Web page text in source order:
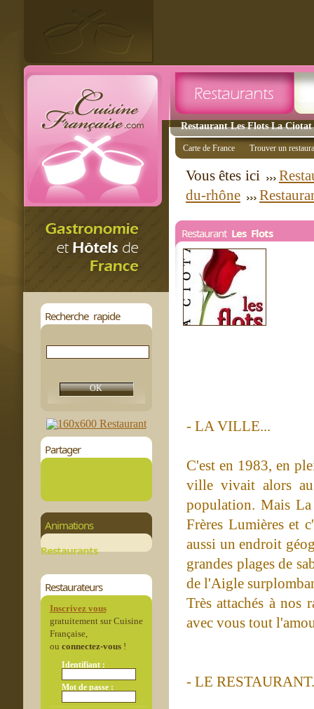
Restaurant Les Flots La
Recherche rapide
Partager
Animations
Restaurants
Restaurateurs
Inscrivez vous
gratuitement sur Cuisine
Française,
ou connectez-vous!
Identifiant :
Mot de passe :
Carte de France Trouver un
Vous êtes ici
du-rhône
Restaurant Les Flots
- LA VILLE...
C'est en 1983, en
ville vivait alors
population. Mais
Frères Lumières et
aussi un endroit
grandes plages de
de l'Aigle
Très attachés à nos
avec vous tout
- LE